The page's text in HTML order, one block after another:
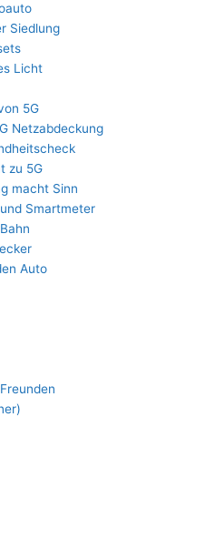
Siedlung
Licht
5G
Netzabdeckung
zu 5G
macht Sinn
Smartmeter
Auto